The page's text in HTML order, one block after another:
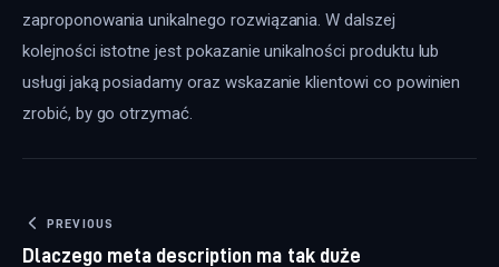
zaproponowania unikalnego rozwiązania. W dalszej
kolejności istotne jest pokazanie unikalności produktu lub
usługi jaką posiadamy oraz wskazanie klientowi co powinien
zrobić, by go otrzymać.
Nawigacja wpisu
PREVIOUS
Dlaczego meta description ma tak duże